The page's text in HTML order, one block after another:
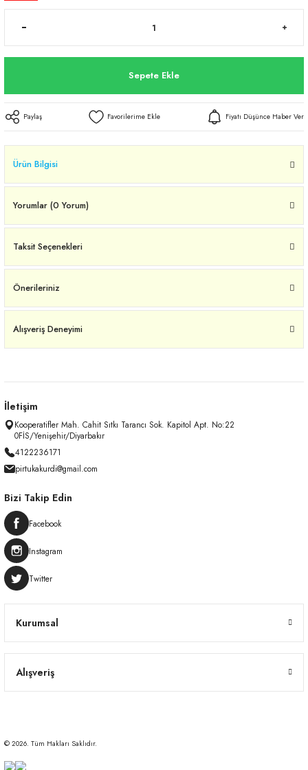
Sepete Ekle
Paylaş Fiyatı Düşünce Haber Ver
Ürün Bilgisi
Yorumlar (0 Yorum)
Taksit Seçenekleri
Önerileriniz
Alışveriş Deneyimi
İletişim
Kooperatifler Mah. Cahit Sıtkı Tarancı Sok. Kapitol Apt. No:22
0FİS/Yenişehir/Diyarbakır
4122236171
pirtukakurdi@gmail.com
Kurumsal
Alışveriş
Bizi Takip Edin
Facebook
Instagram
Twitter
© 2026. Tüm Hakları Saklıdır.